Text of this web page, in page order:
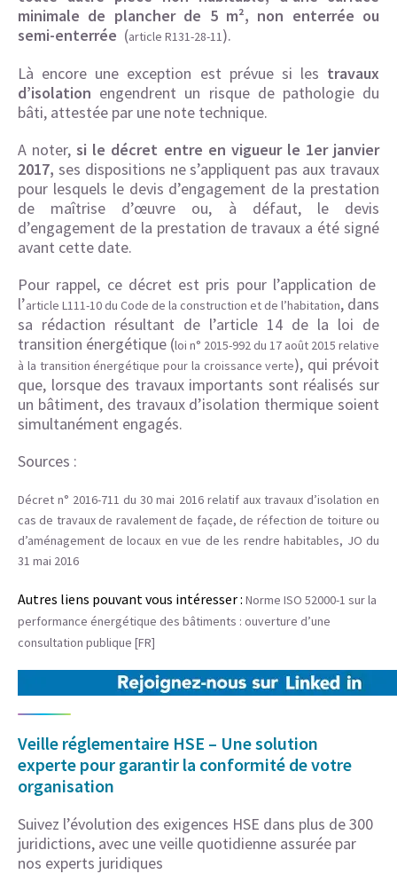
minimale de plancher de 5 m², non enterrée ou
semi-enterrée (article R131-28-11).
Là encore une exception est prévue si les travaux
d’isolation engendrent un risque de pathologie du
bâti, attestée par une note technique.
A noter,si le décret entre en vigueur le 1er janvier
2017, ses dispositions ne s’appliquent pas aux travaux
pour lesquels le devis d’engagement de la prestation
de maîtrise d’œuvre ou, à défaut, le devis
d’engagement de la prestation de travaux a été signé
avant cette date.
Pour rappel, ce décret est pris pour l’application de
l’article L111-10 du Code de la construction et de l’habitation, dans
sa rédaction résultant de l’article 14 de la loi de
transition énergétique (loi n° 2015-992 du 17 août 2015 relative
à la transition énergétique pour la croissance verte), qui prévoit
que, lorsque des travaux importants sont réalisés sur
un bâtiment, des travaux d’isolation thermique soient
simultanément engagés.
Sources :
Décret n° 2016-711 du 30 mai 2016 relatif aux travaux d’isolation en
cas de travaux de ravalement de façade, de réfection de toiture ou
d’aménagement de locaux en vue de les rendre habitables, JO du
31 mai 2016
Autres liens pouvant vous intéresser : Norme ISO 52000-1 sur la
performance énergétique des bâtiments : ouverture d’une
consultation publique [FR]
Veille réglementaire HSE – Une solution
experte pour garantir la conformité de votre
organisation
Suivez l’évolution des exigences HSE dans plus de 300
juridictions, avec une veille quotidienne assurée par
nos experts juridiques